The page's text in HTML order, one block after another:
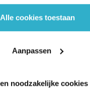
Alle cookies toestaan
Aanpassen
noodzakelijke cookies
waarde van uw auto